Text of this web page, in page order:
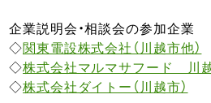
企業説明会・相談会の参加企業
◇関東電設株式会社（川越市他）
◇株式会社マルマサフード 川越
◇株式会社ダイトー（川越市）